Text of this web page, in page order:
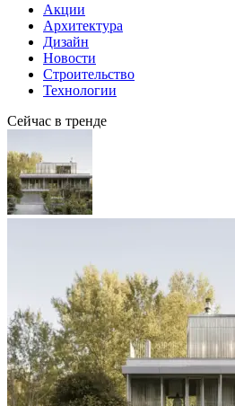
Акции
Архитектура
Дизайн
Новости
Строительство
Технологии
Сейчас в тренде